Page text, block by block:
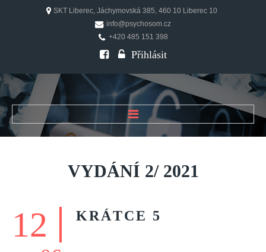
SKT Liberec, Jáchymovská 385, 460 10 Liberec 10
info@psychosom.cz
+420 485 151 398
Přihlásit
ÚVOD
O ČASOPISU
Historie
FAQ
VYDÁNÍ 2/ 2021
12 KRÁTCE 5